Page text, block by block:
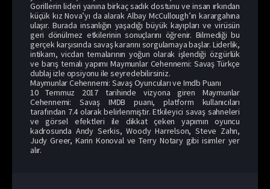
Gorillerin lideri yanına birkaç sadık dostunu ve insan ırkından
küçük kız Nova’yı da alarak Albay McCullough’ın karargahına
ulaşır. Burada insanlığın yaşadığı büyük kayıpları ve virüsün
geri dönülmez etkilerinin sonuçlarını öğrenir. Bilmediği bu
gerçek karşısında savaş kararını sorgulamaya başlar. Liderlik,
intikam, vicdan temalarının yoğun olarak işlendiği özgürlük
ve barış temalı yapımı Maymunlar Cehennemi: Savaş Türkçe
dublaj izle opsiyonu ile seyredebilirsiniz.
Maymunlar Cehennemi: Savaş Oyuncuları ve Imdb Puanı
10 Temmuz 2017 tarihinde vizyona giren Maymunlar
Cehennemi: Savaş IMDB puanı, platform kullanıcıları
tarafından 7.4 olarak belirlenmiştir. Etkileyici savaş sahneleri
ve görsel efektleri ile dikkat çeken yapımın oyuncu
kadrosunda Andy Serkis, Woody Harrelson, Steve Zahn,
Judy Greer, Karin Konoval ve Terry Notary gibi isimler yer
alır.